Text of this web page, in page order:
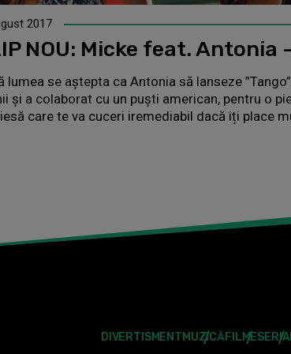
2017
NOU: Micke feat. Antonia
lumea se aștepta ca Antonia să lanseze
și a colaborat cu un puști american, pentru o
care te va cuceri iremediabil dacă îți place
DIVERTISMENT MUZICĂFILME